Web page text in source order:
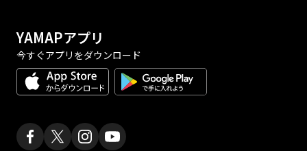
YAMAPアプリ
今すぐアプリをダウンロード